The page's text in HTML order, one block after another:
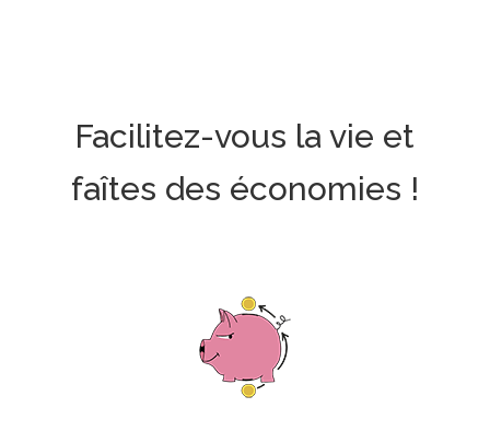
Facilitez-vous la vie et
faîtes des économies !